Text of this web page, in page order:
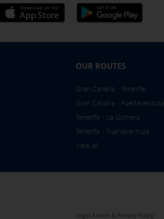
OUR ROUTES
Gran Canaria - Tenerife
Gran Canaria - Fuerteventura
Tenerife - La Gomera
Tenerife - Fuerteventura
View all
Legal Advice & Privacy Policy.